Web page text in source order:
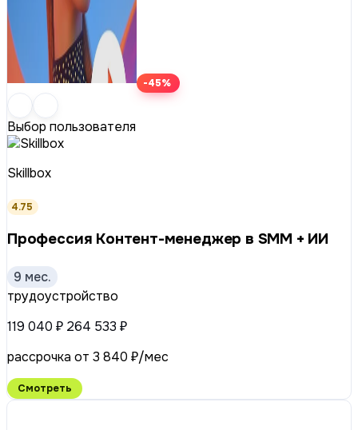
-45%
Выбор пользователя
Skillbox
4.75
Профессия Контент-менеджер в SMM + ИИ
9 мес.
трудоустройство
119 040 ₽ 264 533 ₽
рассрочка от 3 840 ₽/мес
Смотреть